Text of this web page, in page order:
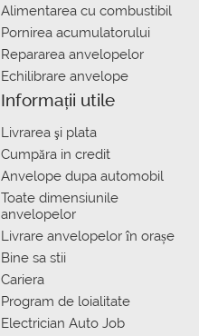
Alimentarea cu combustibil
Pornirea acumulatorului
Repararea anvelopelor
Echilibrare anvelope
Informații utile
Livrarea şi plata
Сumpăra in credit
Anvelope dupa automobil
Toate dimensiunile
anvelopelor
Livrare anvelopelor în orașe
Bine sa stii
Cariera
Program de loialitate
Electrician Auto Job